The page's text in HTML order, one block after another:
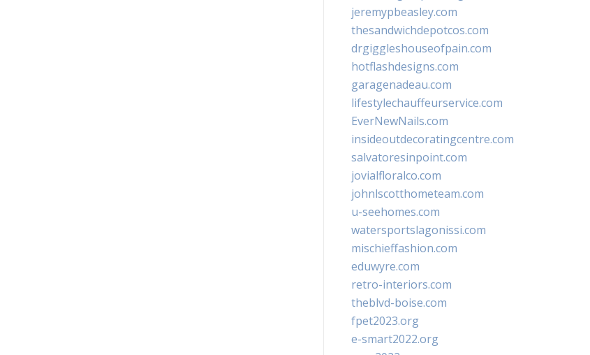
jeremypbeasley.com
thesandwichdepotcos.com
drgiggleshouseofpain.com
hotflashdesigns.com
garagenadeau.com
lifestylechauffeurservice.com
EverNewNails.com
insideoutdecoratingcentre.com
salvatoresinpoint.com
jovialfloralco.com
johnlscotthometeam.com
u-seehomes.com
watersportslagonissi.com
mischieffashion.com
eduwyre.com
retro-interiors.com
theblvd-boise.com
fpet2023.org
e-smart2022.org